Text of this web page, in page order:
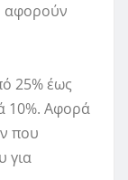
αφορούν
25% έως
10%. Αφορά
που
για